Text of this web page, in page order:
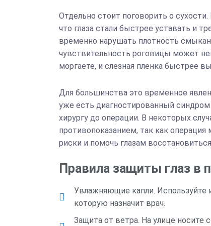
Отдельно стоит поговорить о
что глаза стали быстрее уставать и
временно нарушать плотность
чувствительность роговицы может
моргаете, и слезная пленка быстрее
Для большинства это временное
уже есть диагностированный синдром
хирургу до операции. В некоторых
противопоказанием, так как
риски и помочь глазам
Правила защиты глаз в
Увлажняющие капли. Используйте
которую назначит врач.
Защита от ветра. На улице носите